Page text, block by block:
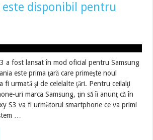
disponibil pentru
a fost lansat în mod oficial pentru Samsung
este prima ţară care primeşte noul
fi urmată şi de celelalte ţări. Pentru ceilalţi
uri marca Samsung, ţin să îi anunţ că în
S3 va fi următorul smartphone ce va primi
…